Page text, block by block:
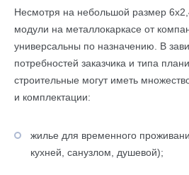
Несмотря на небольшой размер
модули на металлокаркасе от
универсальны по назначению. В
потребностей заказчика и типа
строительные могут иметь
и комплектации:
жилье для временного
кухней, санузлом, душевой);